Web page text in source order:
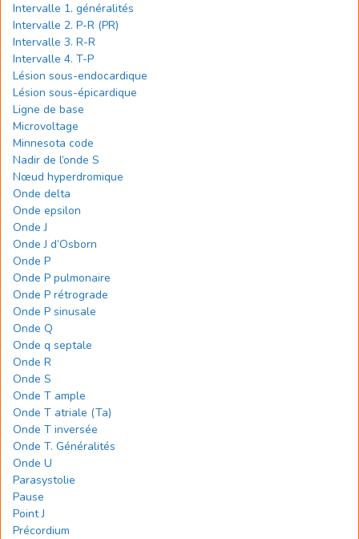
Intervalle 1. généralités
Intervalle 2. P-R (PR)
Intervalle 3. R-R
Intervalle 4. T-P
Lésion sous-endocardique
Lésion sous-épicardique
Ligne de base
Microvoltage
Minnesota code
Nadir de l’onde S
Nœud hyperdromique
Onde delta
Onde epsilon
Onde J
Onde J d’Osborn
Onde P
Onde P pulmonaire
Onde P rétrograde
Onde P sinusale
Onde Q
Onde q septale
Onde R
Onde S
Onde T ample
Onde T atriale (Ta)
Onde T inversée
Onde T. Généralités
Onde U
Parasystolie
Pause
Point J
Précordium